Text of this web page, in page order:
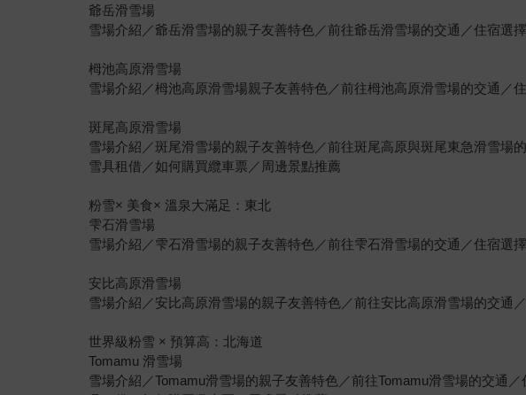
爺岳滑雪場
雪場介紹／爺岳滑雪場的親子友善特色／前往爺岳滑雪場的交通／住宿
栂池高原滑雪場
雪場介紹／栂池高原滑雪場親子友善特色／前往栂池高原滑雪場的交通
斑尾高原滑雪場
雪場介紹／斑尾滑雪場的親子友善特色／前往斑尾高原與斑尾東急滑雪場
雪具租借／如何購買纜車票／周邊景點推薦
粉雪× 美食× 溫泉大滿足：東北
雫石滑雪場
雪場介紹／雫石滑雪場的親子友善特色／前往雫石滑雪場的交通／住宿
安比高原滑雪場
雪場介紹／安比高原滑雪場的親子友善特色／前往安比高原滑雪場的交
世界級粉雪 × 預算高：北海道
Tomamu 滑雪場
雪場介紹／Tomamu滑雪場的親子友善特色／前往Tomamu滑雪場的交通